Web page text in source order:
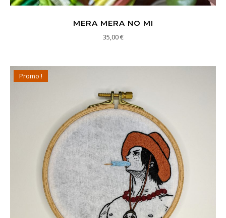
MERA MERA NO MI
35,00€
Promo !